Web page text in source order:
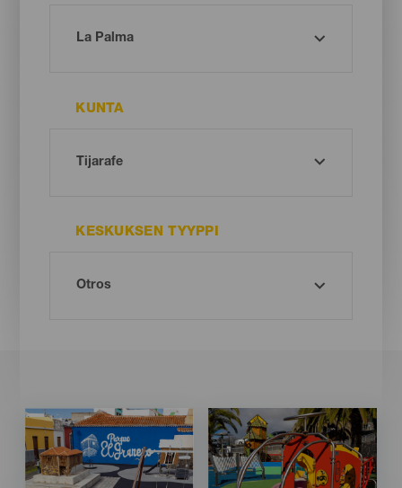
KUNTA
KESKUKSEN TYYPPI
Imagen
Listado
Imagen
Imagen
Listado
Imagen